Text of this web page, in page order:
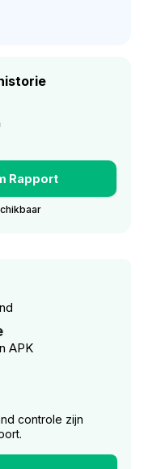
Rapport
APK
controle zijn